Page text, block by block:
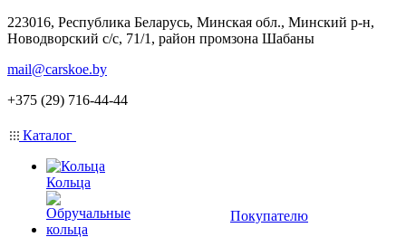
223016, Республика Беларусь, Минская обл., Минский р-н,
Новодворский с/с, 71/1, район промзона Шабаны
mail@carskoe.by
+375 (29) 716-44-44
Каталог
Кольца
Покупателю